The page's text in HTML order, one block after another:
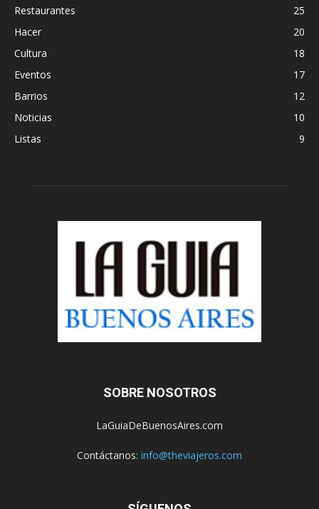
Restaurantes
25
Hacer
20
Cultura
18
Eventos
17
Barrios
12
Noticias
10
Listas
9
SOBRE NOSOTROS
LaGuiaDeBuenosAires.com
Contáctanos: info@theviajeros.com